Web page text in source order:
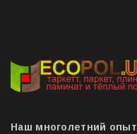
Наш многолетний